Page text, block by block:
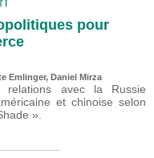
pour
Emlinger, Daniel Mirza
relations avec la Russie
et chinoise selon
».